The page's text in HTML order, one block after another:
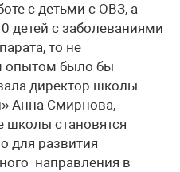
с детьми с ОВЗ, а
детей с заболеваниями
то не
опытом было бы
директор школы-
Анна Смирнова,
школы становятся
для развития
направления в